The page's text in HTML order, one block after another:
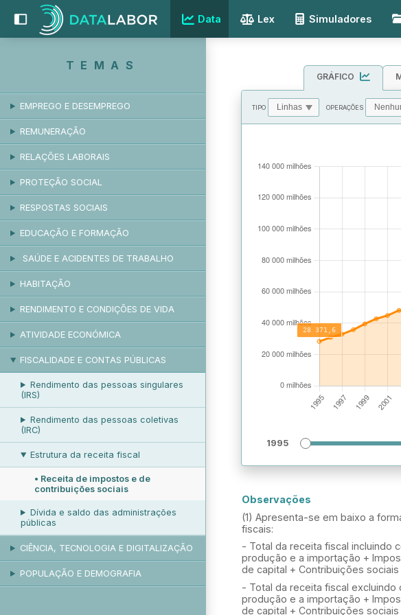
Data Lex Simuladores
TEMAS
EMPREGO E DESEMPREGO
REMUNERAÇÃO
RELAÇÕES LABORAIS
PROTEÇÃO SOCIAL
RESPOSTAS SOCIAIS
EDUCAÇÃO E FORMAÇÃO
SAÚDE E ACIDENTES DE TRABALHO
HABITAÇÃO
RENDIMENTO E CONDIÇÕES DE VIDA
ATIVIDADE ECONÓMICA
FISCALIDADE E CONTAS PÚBLICAS
Rendimento das pessoas singulares
(IRS)
Rendimento das pessoas coletivas
(IRC)
Estrutura da receita fiscal
• Receita de impostos e de
contribuições sociais
Dívida e saldo das administrações
públicas
CIÊNCIA, TECNOLOGIA E DIGITALIZAÇÃO
POPULAÇÃO E DEMOGRAFIA
GRÁFICO
TIPO OPERAÇÕES
1995
Observações
(1) Apresenta-se em baixo a
fiscais:
- Total da receita fiscal incluindo
produção e a importação +
de capital + Contribuições sociais
- Total da receita fiscal
produção e a importação +
de capital + Contribuições